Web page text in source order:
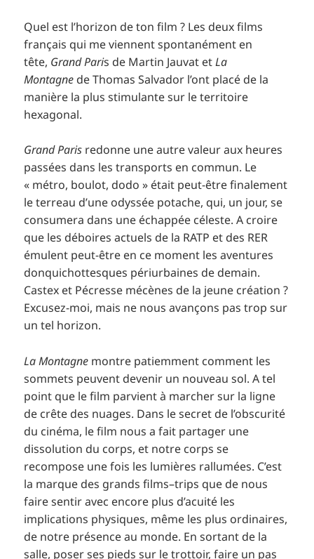
Quel est l’horizon de ton film ? Les deux films
français qui me viennent spontanément en
tête, Grand Paris de Martin Jauvat etLa
Montagne de Thomas Salvador l’ont placé de la
manière la plus stimulante sur le territoire
hexagonal.
Grand Paris redonne une autre valeur aux heures
passées dans les transports en commun. Le
« métro, boulot, dodo » était peut-être finalement
le terreau d’une odyssée potache, qui, un jour, se
consumera dans une échappée céleste. A croire
que les déboires actuels de la RATP et des RER
émulent peut-être en ce moment les aventures
donquichottesques périurbaines de demain.
Castex et Pécresse mécènes de la jeune création ?
Excusez-moi, mais ne nous avançons pas trop sur
un tel horizon.
La Montagne montre patiemment comment les
sommets peuvent devenir un nouveau sol. A tel
point que le film parvient à marcher sur la ligne
de crête des nuages. Dans le secret de l’obscurité
du cinéma, le film nous a fait partager une
dissolution du corps, et notre corps se
recompose une fois les lumières rallumées. C’est
la marque des grands films–trips que de nous
faire sentir avec encore plus d’acuité les
implications physiques, même les plus ordinaires,
de notre présence au monde. En sortant de la
salle, poser ses pieds sur le trottoir, faire un pas